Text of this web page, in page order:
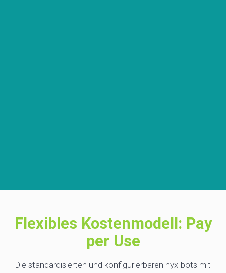
Flexibles Kostenmodell: Pay
per Use
Die standardisierten und konfigurierbaren nyx-bots mit